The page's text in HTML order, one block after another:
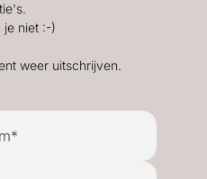
je niet :-)
weer uitschrijven.